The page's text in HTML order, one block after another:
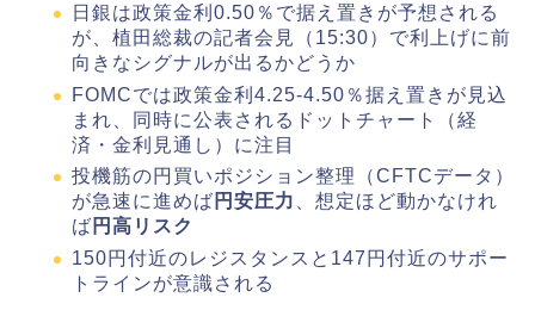
日銀は政策金利0.50％で据え置きが予想される
が、植田総裁の記者会見（15:30）で利上げに前
向きなシグナルが出るかどうか
FOMCでは政策金利4.25-4.50％据え置きが見込
まれ、同時に公表されるドットチャート（経
済・金利見通し）に注目
投機筋の円買いポジション整理（CFTCデータ）
が急速に進めば 円安圧力
、想定ほど動かなけれ
ば 円高リスク
150円付近のレジスタンスと147円付近のサポー
トラインが意識される